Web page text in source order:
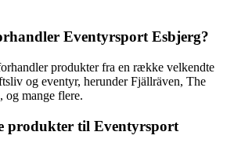
Eventyrsport Esbjerg?
produkter fra en række velkendte
og eventyr, herunder Fjällräven, The
og mange flere.
produkter til Eventyrsport